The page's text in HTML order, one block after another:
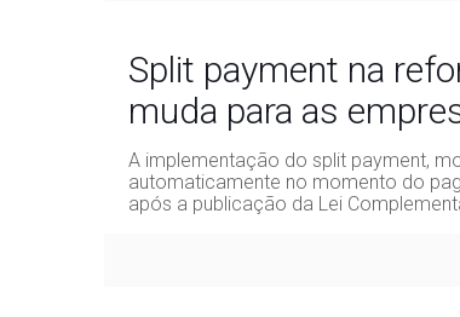
Split payment na
muda para as
A implementação do split payment,
automaticamente no momento do
após a publicação da Lei